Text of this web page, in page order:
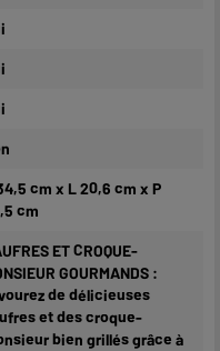
cm x L 20,6 cm x P
cm
ET CROQUE-
GOURMANDS :
de délicieuses
et des croque-
bien grillés grâce à